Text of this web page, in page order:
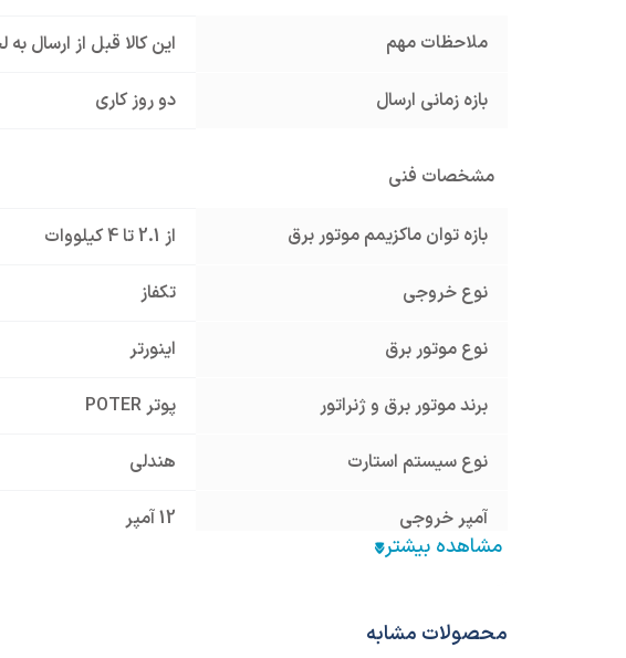
ملاحظات مهم این کالا قبل از ارسال
بازه زمانی ارسال دو روز کاری
مشخصات فنی
بازه توان ماکزیمم موتور برق از 2.1 تا 4 کیلووات
نوع خروجی تکفاز
نوع موتور برق اینورتر
برند موتور برق و ژنراتور پوتر POTER
نوع سیستم استارت هندلی
آمپر خروجی 12 آمپر
حجم مخزن روغن
محصولات مشابه